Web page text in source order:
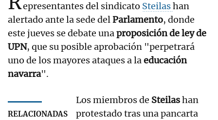
epresentantes del sindicato Steilashan
alertado ante la sede delParlamento, donde
este jueves se debate unaproposición de ley de
UPN, que su posible aprobación "perpetrará
uno de los mayores ataques a laeducación
navarra".
RELACIONADAS
Los miembros de Steilashan
protestado tras una pancarta